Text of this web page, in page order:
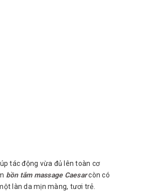
tác động vừa đủ lên toàn cơ
bồn tắm massage Caesarcòn có
làn da mịn màng, tươi trẻ.